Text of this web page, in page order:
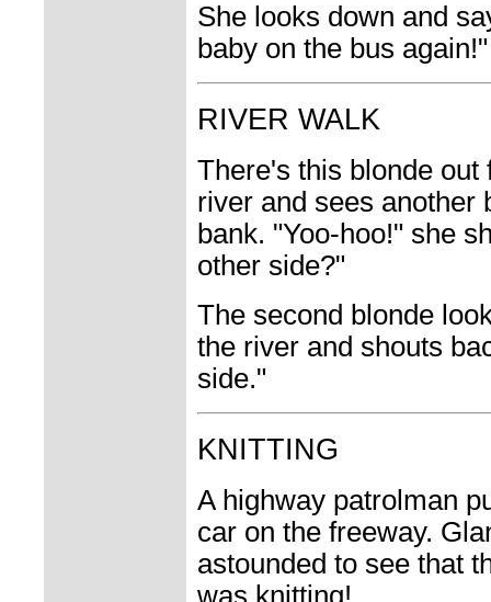
She looks down and
baby on the bus again!"
RIVER WALK
There's this blonde
river and sees another
bank. "Yoo-hoo!" she
other side?"
The second blonde
the river and shouts
side."
KNITTING
A highway patrolman
car on the freeway.
astounded to see that